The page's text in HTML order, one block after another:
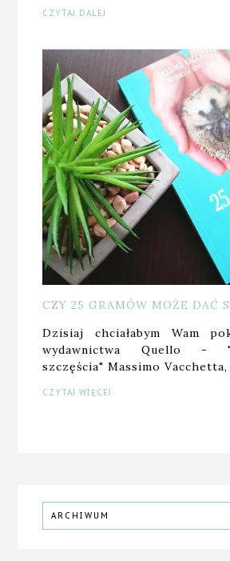
CZYTAJ DALEJ
CZY 25 GRAMÓW MOŻE DAĆ
Dzisiaj chciałabym Wam
wydawnictwa Quello -
szczęścia" Massimo
CZYTAJ WIĘCEJ
ARCHIWUM